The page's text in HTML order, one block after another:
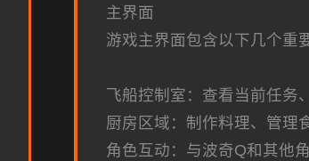
主界面
游戏主界面包含以下几个重
飞船控制室：查看当前任务
厨房区域：制作料理、管理
角色互动：与波奇Q和其他